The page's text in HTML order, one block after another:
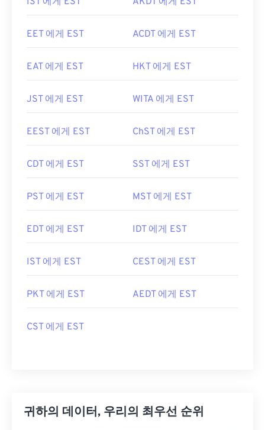
EET 에게 EST ACDT 에게 EST
EAT 에게 EST HKT 에게 EST
JST 에게 EST WITA 에게 EST
EEST 에게 EST ChST 에게 EST
CDT 에게 EST SST 에게 EST
PST 에게 EST MST 에게 EST
EDT 에게 EST IDT 에게 EST
IST 에게 EST CEST 에게 EST
PKT 에게 EST AEDT 에게 EST
CST 에게 EST
귀하의 데이터, 우리의 최우선 순위